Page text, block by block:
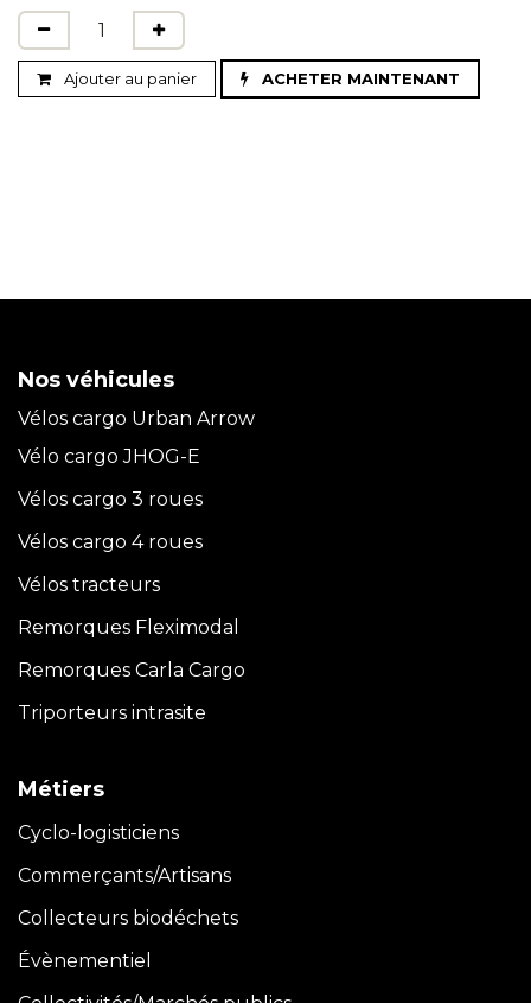
Ajouter au panier ACHETER MAINTENANT
Nos véhicules
Vélos cargo Urban Arrow
Vélo cargo JHOG-E
Vélos cargo 3 roues
Vélos cargo 4 roues
Vélos tracteurs
Remorques Fleximodal
Remorques Carla Cargo
Triporteurs intrasite
Métiers
Cyclo-logisticiens
Commerçants/Artisans
Collecteurs biodéchets
Évènementiel